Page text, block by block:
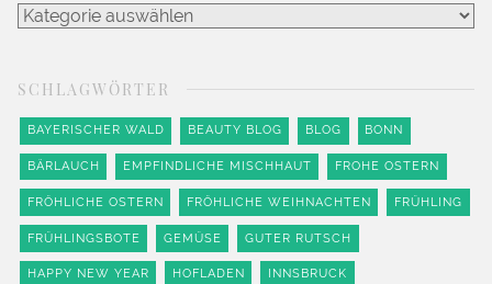
Kategorien
SCHLAGWÖRTER
BAYERISCHER WALD BEAUTY BLOG BLOG BONN
BÄRLAUCH EMPFINDLICHE MISCHHAUT FROHE OSTERN
FRÖHLICHE OSTERN FRÖHLICHE WEIHNACHTEN FRÜHLING
FRÜHLINGSBOTE GEMÜSE GUTER RUTSCH
HAPPY NEW YEAR HOFLADEN INNSBRUCK